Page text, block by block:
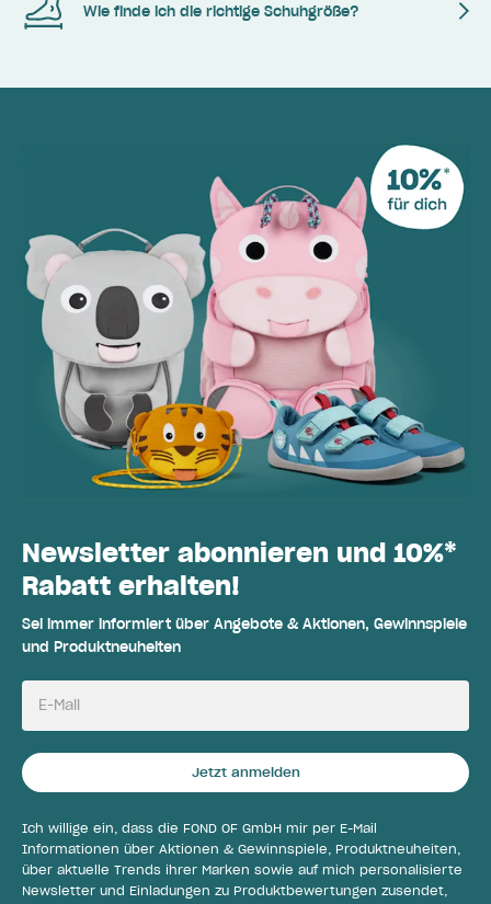
Wie finde ich die richtige Schuhgröße?
Newsletter abonnieren und 10%*
Rabatt erhalten!
Sei immer informiert über Angebote & Aktionen, Gewinnspiele
und Produktneuheiten
E-Mail
Jetzt anmelden
Ich willige ein, dass die FOND OF GmbH mir per E-Mail
Informationen über Aktionen & Gewinnspiele, Produktneuheiten,
über aktuelle Trends ihrer Marken sowie auf mich personalisierte
Newsletter und Einladungen zu Produktbewertungen zusendet,